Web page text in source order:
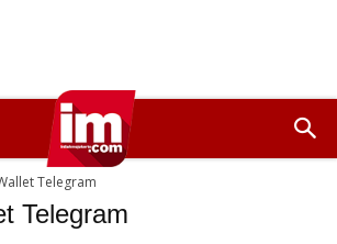
Telegram
Telegram